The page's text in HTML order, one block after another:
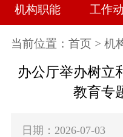
机构职能 工作
当前位置： 首页 > 机
办公厅举办树立
教育专
日期：2026-07-03